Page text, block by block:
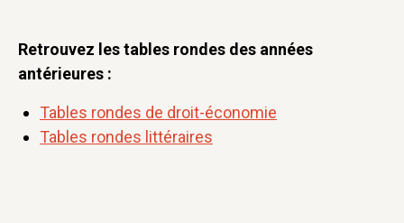
Retrouvez les tables rondes des années
antérieures :
Tables rondes de droit-économie
Tables rondes littéraires